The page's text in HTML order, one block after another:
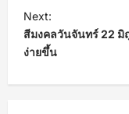
t
n
a
v
Next:
สีมงคลวันจันทร์ 22 มิ
ง่ายขึ้น